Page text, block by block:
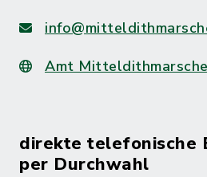
Amt
direkte telefonische
per Durchwahl